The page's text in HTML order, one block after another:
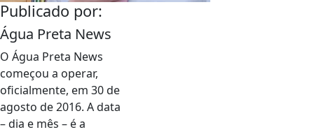
Publicado por:
Água Preta News
O Água Preta News
começou a operar,
oficialmente, em 30 de
agosto de 2016. A data
– dia e mês – é a